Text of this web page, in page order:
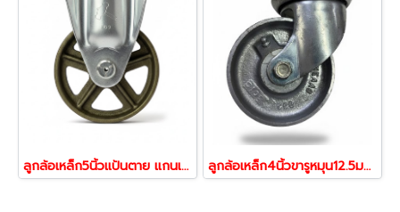
ลูกล้อเหล็ก5นิ้วแป้นตาย แกนเหล็ก คุณภาพสูง รับน้ำหนัก 150-225 กก. รุ่น 420SR-C125 ตรา Hammer ลูกล้อเหล็ก4นิ้วขารูหมุน12.5มม.คุณภาพสูง รับน้ำหนัก 205 กก. ตรา Revvo